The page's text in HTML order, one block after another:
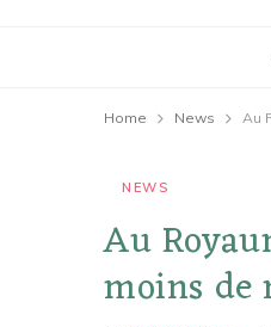
Home News
NEWS
Au
moins